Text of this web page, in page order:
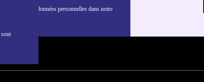
des données personnelles dans notre